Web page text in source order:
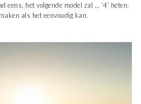
eens, het volgende model zal … ‘4’ heten.
als het eenvoudig kan.